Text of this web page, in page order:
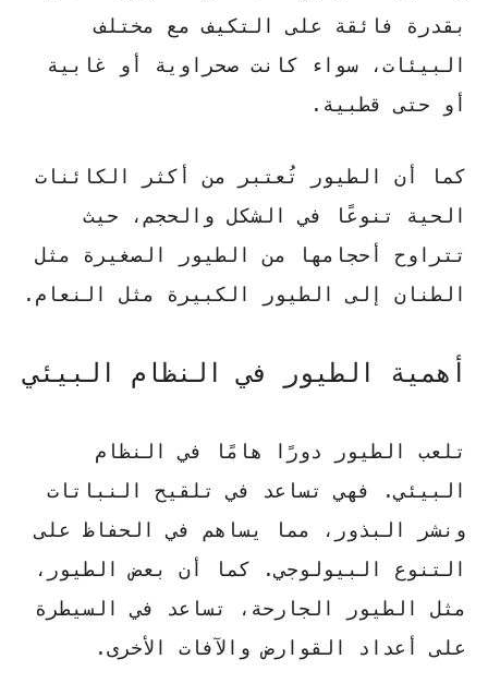
بقدرة فائقة على التكيف مع مختلف
البيئات، سواء كانت صحراوية أو غابية
أو حتى قطبية.
كما أن الطيور تُعتبر من أكثر الكائنات
الحية تنوعًا في الشكل والحجم، حيث
تتراوح أحجامها من الطيور الصغيرة مثل
الطنان إلى الطيور الكبيرة مثل النعام.
أهمية الطيور في النظام البيئي
تلعب الطيور دورًا هامًا في النظام
البيئي. فهي تساعد في
تلقيح النباتات
ونشر البذور، مما يساهم في الحفاظ على
التنوع البيولوجي. كما أن بعض الطيور،
مثل الطيور الجارحة، تساعد في السيطرة
على أعداد القوارض والآفات الأخرى.